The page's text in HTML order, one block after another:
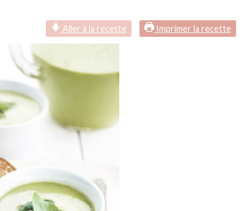
Aller à la recette Imprimer la recette